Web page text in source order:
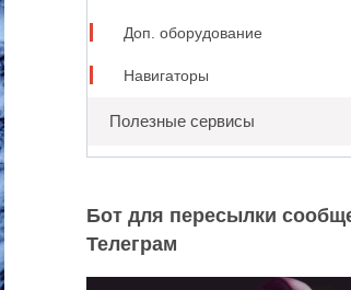
Доп. оборудование
Навигаторы
Полезные сервисы
Бот для пересылки
Телеграм